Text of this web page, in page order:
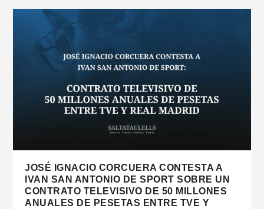
JOSÉ IGNACIO CORCUERA CONTESTA A
IVAN SAN ANTONIO DE SPORT SOBRE UN
CONTRATO TELEVISIVO DE 50 MILLONES
ANUALES DE PESETAS ENTRE TVE Y